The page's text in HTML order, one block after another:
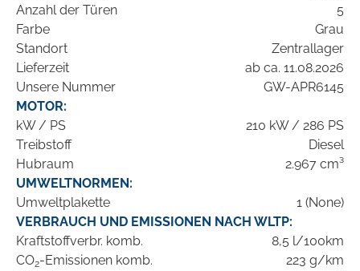
Anzahl der Türen
5
Farbe
Grau
Standort
Zentrallager
Lieferzeit
ab ca. 11.08.2026
Unsere Nummer
GW-APR6145
MOTOR:
kW / PS
210 kW / 286 PS
Treibstoff
Diesel
Hubraum
2.967 cm³
UMWELTNORMEN:
Umweltplakette
1 (None)
VERBRAUCH UND EMISSIONEN NACH WLTP:
Kraftstoffverbr. komb.
8,5 l/100km
CO2-Emissionen komb.
223 g/km